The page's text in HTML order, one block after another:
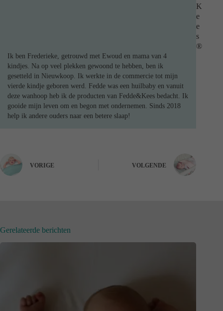
K
e
e
s
®
Ik ben Frederieke, getrouwd met Ewoud en mama van 4
kindjes. Na op veel plekken gewoond te hebben, ben ik
gesetteld in Nieuwkoop. Ik werkte in de commercie tot mijn
vierde kindje geboren werd. Fedde was een huilbaby en vanuit
deze wanhoop heb ik de producten van Fedde&Kees bedacht. Ik
gooide mijn leven om en begon met ondernemen. Sinds 2018
help ik andere ouders naar een betere slaap!
VORIGE VOLGENDE
Gerelateerde berichten